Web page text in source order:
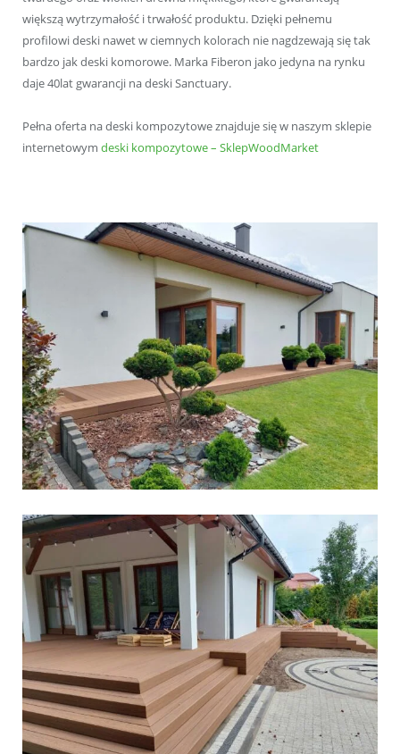
większą wytrzymałość i trwałość produktu. Dzięki pełnemu
profilowi deski nawet w ciemnych kolorach nie nagdzewają się tak
bardzo jak deski komorowe. Marka Fiberon jako jedyna na rynku
daje 40lat gwarancji na deski Sanctuary.
Pełna oferta na deski kompozytowe znajduje się w naszym sklepie
internetowym deski kompozytowe – SklepWoodMarket